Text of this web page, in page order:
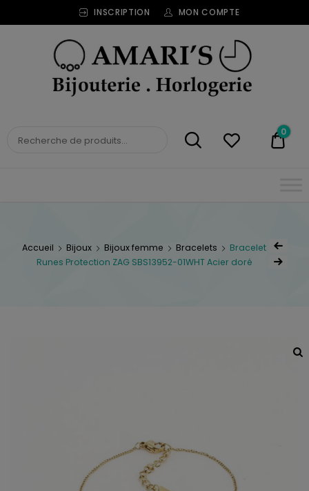
INSCRIPTION MON COMPTE
BIJOUTERIE
0
Accueil Bijoux Bijoux femme Bracelets
Bracelet
Runes Protection ZAG SBS13952-01WHT Acier doré